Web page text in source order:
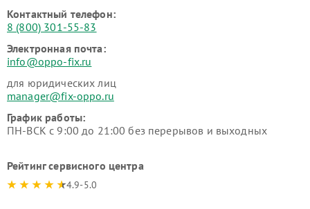
Контактный телефон:
8 (800) 301-55-83
Электронная почта:
info@oppo-fix.ru
для юридических лиц
manager@fix-oppo.ru
График работы:
ПН-ВСК с 9:00 до 21:00 без перерывов и выходных
Рейтинг сервисного центра
4.9-5.0